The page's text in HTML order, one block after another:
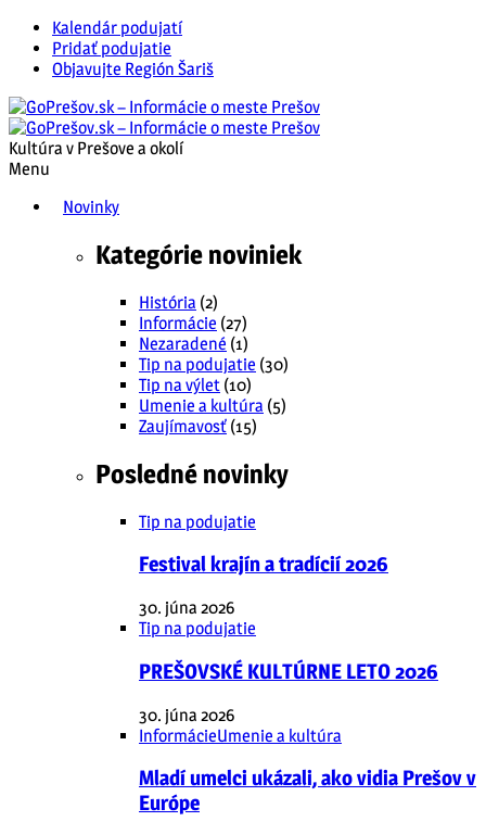
Kalendár podujatí
Pridať podujatie
Objavujte Región Šariš
Kultúra v Prešove a okolí
Menu
Novinky
Kategórie noviniek
História (2)
Informácie (27)
Nezaradené (1)
Tip na podujatie (30)
Tip na výlet (10)
Umenie a kultúra (5)
Zaujímavosť (15)
Posledné novinky
Tip na podujatie
Festival krajín a tradícií 2026
30. júna 2026
Tip na podujatie
PREŠOVSKÉ KULTÚRNE LETO 2026
30. júna 2026
InformácieUmenie a kultúra
Mladí umelci ukázali, ako vidia Prešov v
Európe